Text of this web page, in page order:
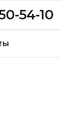
54-10